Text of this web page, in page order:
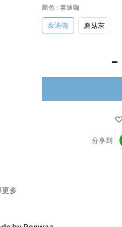
顏色 : 泰迪咖
泰迪咖 蘑菇灰
分享到
更多